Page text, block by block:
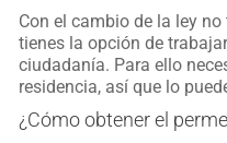
Con el cambio de la ley
tienes la opción de
ciudadanía. Para ello
residencia, así que lo
¿Cómo obtener el